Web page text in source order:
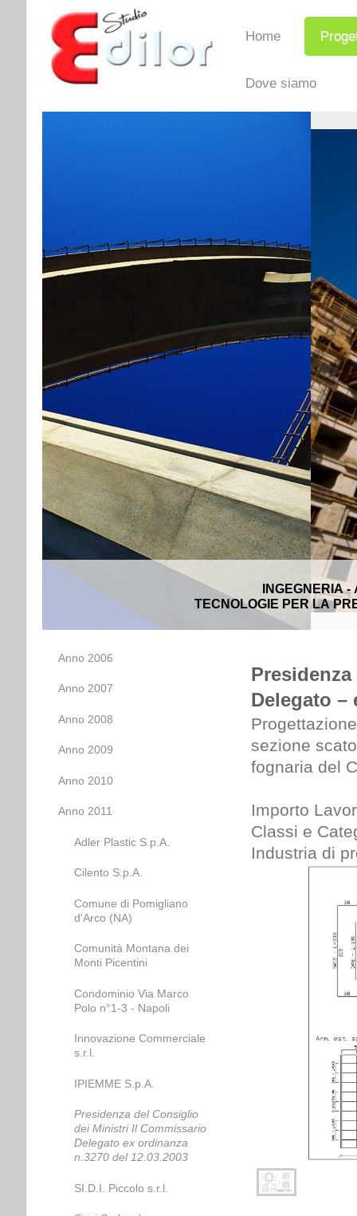
Home
Dove siamo
INGEGNERIA
TECNOLOGIE PER LA
Delegato –
sezione
fognaria del
Importo
Classi e
Industria di
Anno 2006
Anno 2007
Anno 2008
Anno 2009
Anno 2010
Anno 2011
Adler Plastic S.p.A.
Cilento S.p.A.
Comune di Pomigliano
d'Arco (NA)
Comunità Montana dei
Monti Picentini
Condominio Via Marco
Polo n°1-3 - Napoli
Innovazione Commerciale
s.r.l.
IPIEMME S.p.A.
Presidenza del Consiglio
dei Ministri Il Commissario
Delegato ex ordinanza
n.3270 del 12.03.2003
SI.D.I. Piccolo s.r.l.